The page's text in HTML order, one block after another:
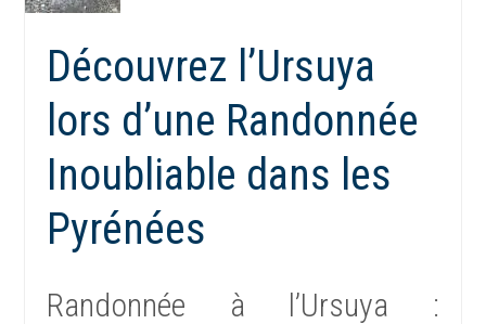
Découvrez l’Ursuya
lors d’une Randonnée
Inoubliable dans les
Pyrénées
Randonnée à l’Ursuya :